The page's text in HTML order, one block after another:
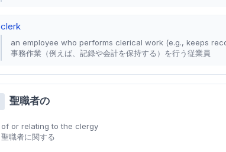
clerk
an employee who performs clerical work (e.g., keeps
事務作業（例えば、記録や会計を保持する）を行う従業員
聖職者の
of or relating to the clergy
聖職者に関する